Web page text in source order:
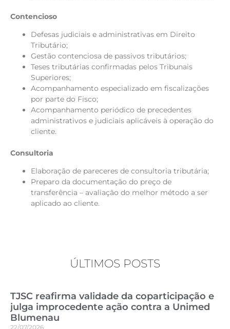
Contencioso
Defesas judiciais e administrativas em Direito
Tributário;
Gestão contenciosa de passivos tributários;
Teses tributárias confirmadas pelos Tribunais
Superiores;
Acompanhamento especializado em fiscalizações
por parte do Fisco;
Acompanhamento periódico de precedentes
administrativos e judiciais aplicáveis à operação do
cliente.
Consultoria
Elaboração de pareceres de consultoria tributária;
Preparo da documentação do preço de
transferência – avaliação do melhor método a ser
aplicado ao cliente.
ÚLTIMOS POSTS
TJSC reafirma validade da coparticipação e
julga improcedente ação contra a Unimed
Blumenau
22/07/2026